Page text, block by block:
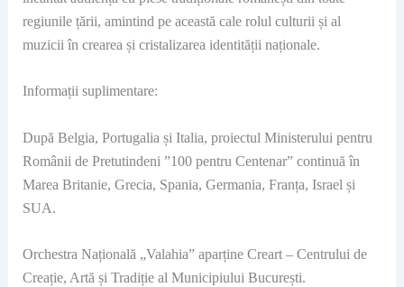
regiunile țării, amintind pe această cale rolul culturii și al
muzicii în crearea și cristalizarea identității naționale.
Informații suplimentare:
După Belgia, Portugalia și Italia, proiectul Ministerului pentru
Românii de Pretutindeni ”100 pentru Centenar” continuă în
Marea Britanie, Grecia, Spania, Germania, Franța, Israel și
SUA.
Orchestra Națională „Valahia” aparține Creart – Centrului de
Creație, Artă și Tradiție al Municipiului București.